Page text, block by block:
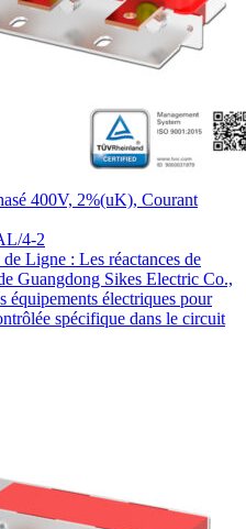
400V, 2%(uK), Courant
4-2
Ligne : Les réactances de
Guangdong Sikes Electric Co.,
équipements électriques pour
spécifique dans le circuit